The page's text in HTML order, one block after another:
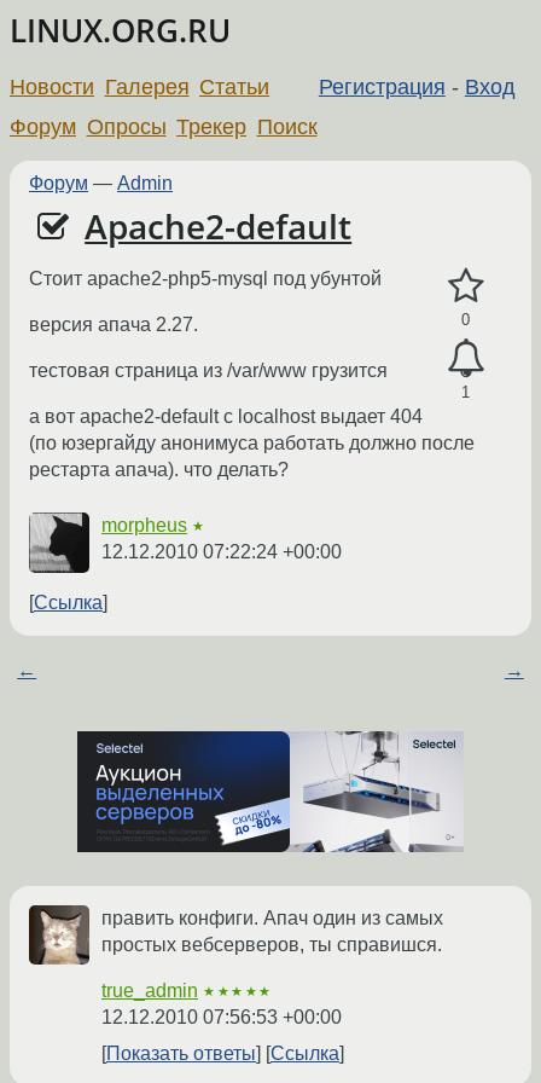
LINUX.ORG.RU
Регистрация - Вход
Новости Галерея Статьи
Форум Опросы Трекер Поиск
Форум — Admin
Apache2-default
0
1
Стоит apache2-php5-mysql под убунтой
версия апача 2.27.
тестовая страница из /var/www грузится
а вот apache2-default с localhost выдает 404
(по юзергайду анонимуса работать должно после
рестарта апача). что делать?
morpheus ★
12.12.2010 07:22:24 +00:00
Ссылка
← →
править конфиги. Апач один из самых
простых вебсерверов, ты справишся.
true_admin ★★★★★
12.12.2010 07:56:53 +00:00
Показать ответы
Ссылка